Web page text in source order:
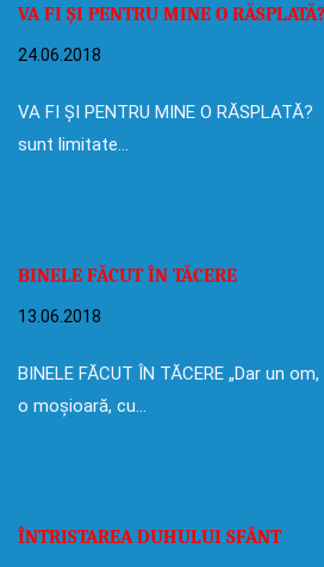
VA FI ȘI PENTRU MINE O RĂSPLATĂ?
24.06.2018
VA FI ȘI PENTRU MINE O
sunt limitate…
BINELE FĂCUT ÎN TĂCERE
13.06.2018
BINELE FĂCUT ÎN TĂCERE „Dar un
o moșioară, cu…
ÎNTRISTAREA DUHULUI SFÂNT